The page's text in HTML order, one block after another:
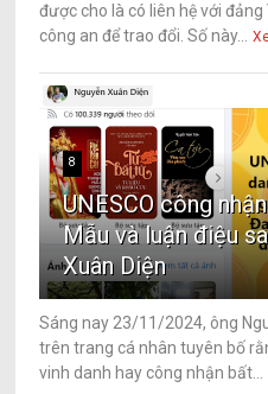
được cho là có liên hệ với
công an để trao đổi. Số này...
8
UNESCO công
Mẫu và luận điệu
Xuân Diện
Sáng nay 23/11/2024, ông
trên trang cá nhân tuyên bố
vinh danh hay công nhận bất...